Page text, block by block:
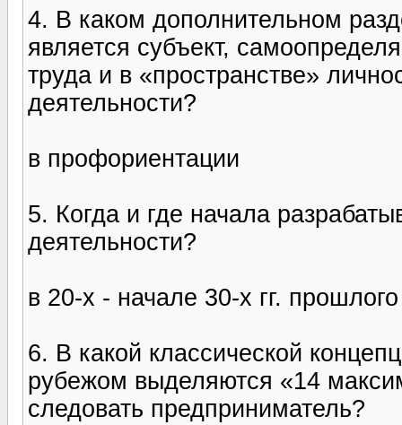
4. В каком дополнительном
является субъект,
труда и в «пространстве»
деятельности?
в профориентации
5. Когда и где начала
деятельности?
в 20-х - начале 30-х гг.
6. В какой классической
рубежом выделяются «14
следовать предприниматель?